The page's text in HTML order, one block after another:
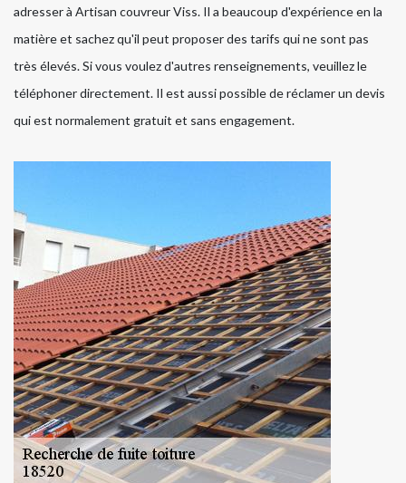
adresser à Artisan couvreur Viss. Il a beaucoup d'expérience en la
matière et sachez qu'il peut proposer des tarifs qui ne sont pas
très élevés. Si vous voulez d'autres renseignements, veuillez le
téléphoner directement. Il est aussi possible de réclamer un devis
qui est normalement gratuit et sans engagement.